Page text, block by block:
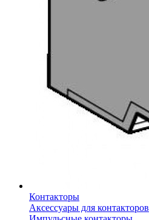
Контакторы
Аксессуары для контакторов